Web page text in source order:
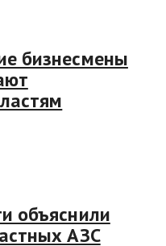
бизнесмены
объяснили
АЗС